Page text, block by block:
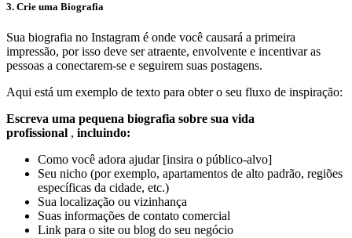
3. Crie uma Biografia
Sua biografia no Instagram é onde você causará a primeira
impressão, por isso deve ser atraente, envolvente e incentivar as
pessoas a conectarem-se e seguirem suas postagens.
Aqui está um exemplo de texto para obter o seu fluxo de inspiração:
Escreva uma pequena biografia sobre sua vida
profissional , incluindo:
Como você adora ajudar [insira o público-alvo]
Seu nicho (por exemplo, apartamentos de alto padrão, regiões
específicas da cidade, etc.)
Sua localização ou vizinhança
Suas informações de contato comercial
Link para o site ou blog do seu negócio